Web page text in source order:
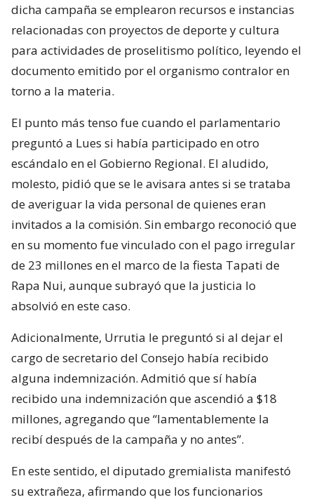
dicha campaña se emplearon recursos e instancias
relacionadas con proyectos de deporte y cultura
para actividades de proselitismo político, leyendo el
documento emitido por el organismo contralor en
torno a la materia.
El punto más tenso fue cuando el parlamentario
preguntó a Lues si había participado en otro
escándalo en el Gobierno Regional. El aludido,
molesto, pidió que se le avisara antes si se trataba
de averiguar la vida personal de quienes eran
invitados a la comisión. Sin embargo reconoció que
en su momento fue vinculado con el pago irregular
de 23 millones en el marco de la fiesta Tapati de
Rapa Nui, aunque subrayó que la justicia lo
absolvió en este caso.
Adicionalmente, Urrutia le preguntó si al dejar el
cargo de secretario del Consejo había recibido
alguna indemnización. Admitió que sí había
recibido una indemnización que ascendió a $18
millones, agregando que “lamentablemente la
recibí después de la campaña y no antes”.
En este sentido, el diputado gremialista manifestó
su extrañeza, afirmando que los funcionarios